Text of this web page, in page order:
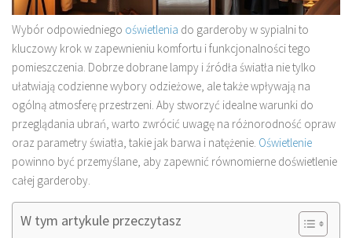
Wybór odpowiedniego oświetlenia do garderoby w sypialni to
kluczowy krok w zapewnieniu komfortu i funkcjonalności tego
pomieszczenia. Dobrze dobrane lampy i źródła światła nie tylko
ułatwiają codzienne wybory odzieżowe, ale także wpływają na
ogólną atmosferę przestrzeni. Aby stworzyć idealne warunki do
przeglądania ubrań, warto zwrócić uwagę na różnorodność opraw
oraz parametry światła, takie jak barwa i natężenie. Oświetlenie
powinno być przemyślane, aby zapewnić równomierne doświetlenie
całej garderoby.
W tym artykule przeczytasz